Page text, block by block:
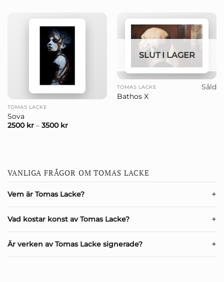
TOMAS LACKE
Sova
2500 kr– 3500 kr
SLUT I LAGER
TOMAS LACKE
Bathos X
Såld
VANLIGA FRÅGOR OM TOMAS LACKE
Vem är Tomas Lacke?
Vad kostar konst av Tomas Lacke?
Är verken av Tomas Lacke signerade?